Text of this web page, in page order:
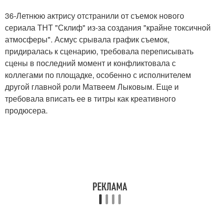
36-Летнюю актрису отстранили от съемок нового
сериала ТНТ "Склиф" из-за создания "крайне токсичной
атмосферы". Асмус срывала график съемок,
придиралась к сценарию, требовала переписывать
сцены в последний момент и конфликтовала с
коллегами по площадке, особенно с исполнителем
другой главной роли Матвеем Лыковым. Еще и
требовала вписать ее в титры как креативного
продюсера.